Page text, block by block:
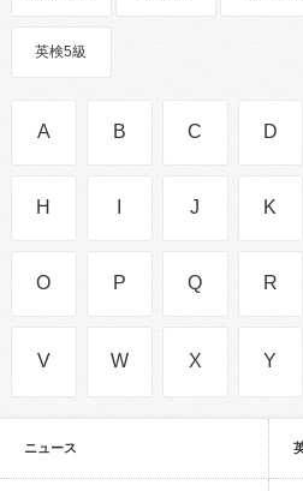
英検5級
A B C D
H J K
O P Q R
V W X Y
ニュース